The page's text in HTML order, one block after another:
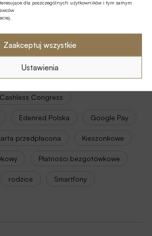
dla poszczególnych użytkowników i tym samym
Zaakceptuj wszystkie
Ustawienia
Cashless Congress
Edenred Polska Google Pay
przedpłacona Kieszonkowe
Płatności bezgotówkowe
rodzice Smartfony